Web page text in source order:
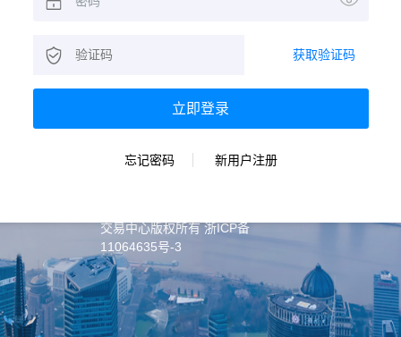
获取验证码
忘记密码 新用户注册
交易中心版权所有 浙ICP备
11064635号-3